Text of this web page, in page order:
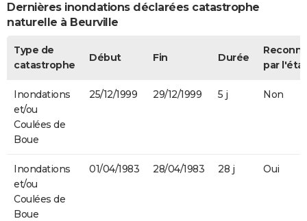
Dernières inondations déclarées catastrophe
naturelle à Beurville
Type de
catastrophe
Début Fin Durée
par l'état
Inondations
et/ou
Coulées de
Boue
25/12/1999 29/12/1999 5 j Non
Inondations
et/ou
Coulées de
Boue
01/04/1983 28/04/1983 28 j Oui